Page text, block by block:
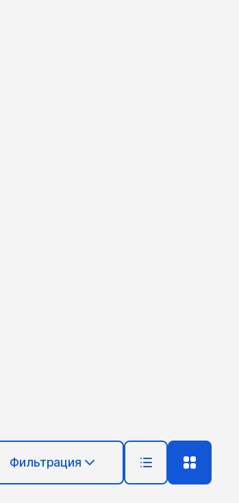
Фильтрация